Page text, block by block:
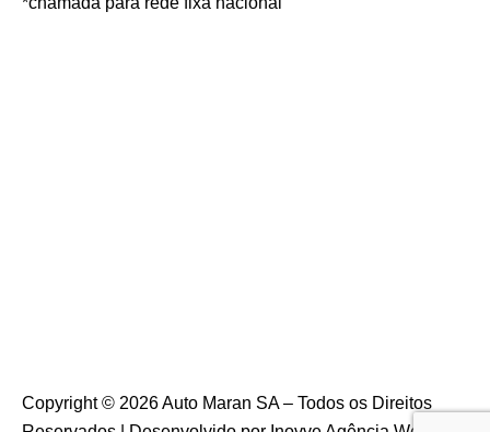
Copyright © 2026Auto Maran SA– Todos os Direitos